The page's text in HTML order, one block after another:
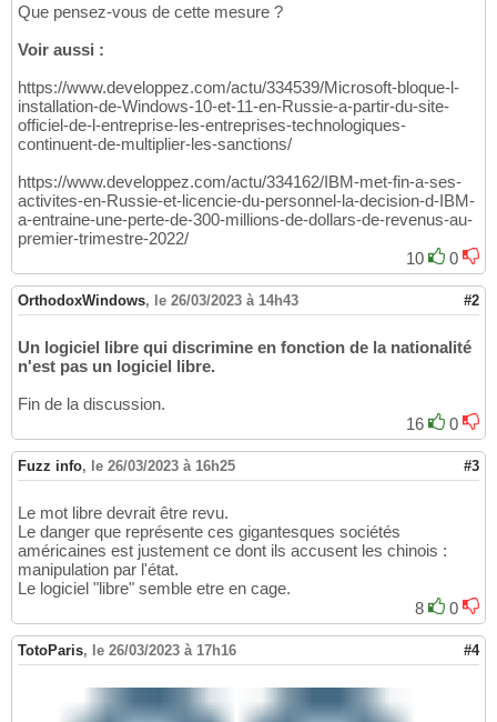
Que pensez-vous de cette mesure ?
Voir aussi :
https://www.developpez.com/actu/334539/Microsoft-bloque-l-
installation-de-Windows-10-et-11-en-Russie-a-partir-du-site-
officiel-de-l-entreprise-les-entreprises-technologiques-
continuent-de-multiplier-les-sanctions/
https://www.developpez.com/actu/334162/IBM-met-fin-a-ses-
activites-en-Russie-et-licencie-du-personnel-la-decision-d-IBM-
a-entraine-une-perte-de-300-millions-de-dollars-de-revenus-au-
premier-trimestre-2022/
10
0
OrthodoxWindows, le 26/03/2023 à 14h43 #2
Un logiciel libre qui discrimine en fonction de la nationalité
n'est pas un logiciel libre.
Fin de la discussion.
16
0
Fuzz info, le 26/03/2023 à 16h25 #3
Le mot libre devrait être revu.
Le danger que représente ces gigantesques sociétés
américaines est justement ce dont ils accusent les chinois :
manipulation par l'état.
Le logiciel "libre" semble etre en cage.
8
0
TotoParis, le 26/03/2023 à 17h16 #4